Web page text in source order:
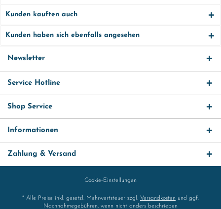
Kunden kauften auch
Kunden haben sich ebenfalls angesehen
Newsletter
Service Hotline
Shop Service
Informationen
Zahlung & Versand
Cookie-Einstellungen
* Alle Preise inkl. gesetzl. Mehrwertsteuer zzgl. Versandkosten und ggf.
Nachnahmegebühren, wenn nicht anders beschrieben